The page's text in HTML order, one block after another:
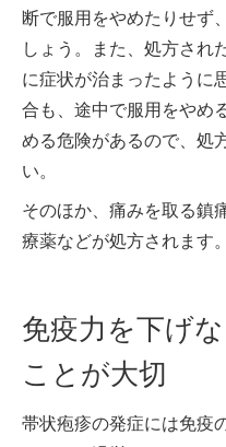
断で服用をやめたりせず
しょう。また、処方され
に症状が治まったように
合も、途中で服用をやめ
める危険があるので、処
い。
そのほか、痛みを取る鎮
療薬などが処方されます。
免疫力を下げ
ことが大切
帯状疱疹の発症には免疫